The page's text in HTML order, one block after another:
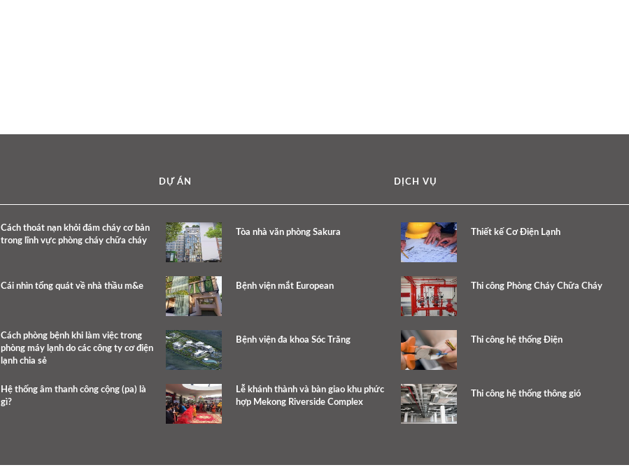
Cách thoát nạn khỏi đám cháy cơ bản
trong lĩnh vực phòng cháy chữa cháy
Cái nhìn tổng quát về nhà thầu m&e
Cách phòng bệnh khi làm việc trong
phòng máy lạnh do các công ty cơ điện
lạnh chia sẻ
Hệ thống âm thanh công cộng (pa) là
gì?
DỰ ÁN
Tòa nhà văn phòng Sakura
Bệnh viện mắt European
Bệnh viện đa khoa Sóc Trăng
Lễ khánh thành và bàn giao khu phức
hợp Mekong Riverside Complex
DỊCH VỤ
Thiết kế Cơ Điện Lạnh
Thi công Phòng Cháy Chữa Cháy
Thi công hệ thống Điện
Thi công hệ thống thông gió